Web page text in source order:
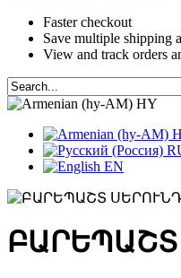
Faster checkout
Save multiple shipping
View and track orders
HY
EN